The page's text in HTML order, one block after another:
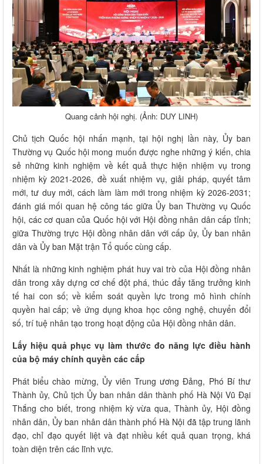
Quang cảnh hội nghị. (Ảnh: DUY LINH)
Chủ tịch Quốc hội nhấn mạnh, tại hội nghị lần này, Ủy ban
Thường vụ Quốc hội mong muốn được nghe những ý kiến, chia
sẻ những kinh nghiệm về kết quả thực hiện nhiệm vụ trong
nhiệm kỳ 2021-2026, đề xuất nhiệm vụ, giải pháp, quyết tâm
mới, tư duy mới, cách làm làm mới trong nhiệm kỳ 2026-2031;
đánh giá mối quan hệ công tác giữa Ủy ban Thường vụ Quốc
hội, các cơ quan của Quốc hội với Hội đồng nhân dân cấp tỉnh;
giữa Thường trực Hội đồng nhân dân với cấp ủy, Ủy ban nhân
dân và Ủy ban Mặt trận Tổ quốc cùng cấp.
Nhất là những kinh nghiệm phát huy vai trò của Hội đồng nhân
dân trong xây dựng cơ chế đột phá, thúc đẩy tăng trưởng kinh
tế hai con số; về kiểm soát quyền lực trong mô hình chính
quyền hai cấp; về ứng dụng khoa học công nghệ, chuyển đổi
số, trí tuệ nhân tạo trong hoạt động của Hội đồng nhân dân.
Lấy hiệu quả phục vụ làm thước đo năng lực điều hành
của bộ máy chính quyền các cấp
Phát biểu chào mừng, Ủy viên Trung ương Đảng, Phó Bí thư
Thành ủy, Chủ tịch Ủy ban nhân dân thành phố Hà Nội Vũ Đại
Thắng cho biết, trong nhiệm kỳ vừa qua, Thành ủy, Hội đồng
nhân dân, Ủy ban nhân dân thành phố Hà Nội đã tập trung lãnh
đạo, chỉ đạo quyết liệt và đạt nhiều kết quả quan trọng, khá
toàn diện trên các lĩnh vực.